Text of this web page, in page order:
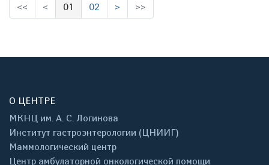
<< <
01
02 > >>
О ЦЕНТРЕ
МКНЦ им. А. С. Логинова
Институт гастроэнтерологии (ЦНИИГ)
Маммологический центр
Центр амбулаторной онкологической помощи